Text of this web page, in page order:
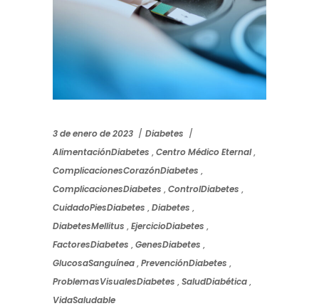
3 de enero de 2023
Diabetes
AlimentaciónDiabetes ,Centro Médico Eternal,
ComplicacionesCorazónDiabetes ,
ComplicacionesDiabetes ,ControlDiabetes ,
CuidadoPiesDiabetes ,Diabetes ,
DiabetesMellitus ,EjercicioDiabetes ,
FactoresDiabetes ,GenesDiabetes ,
GlucosaSanguínea,PrevenciónDiabetes ,
ProblemasVisualesDiabetes ,SaludDiabética,
VidaSaludable